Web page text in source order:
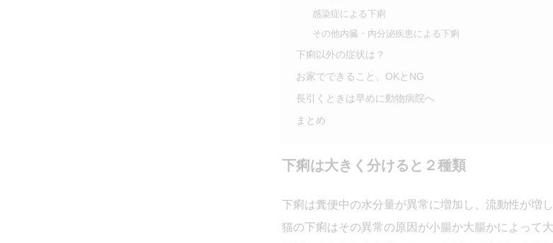
感染症による下痢
その他内臓・内分泌疾患による下痢
下痢以外の症状は？
お家でできること、OKとNG
長引くときは早めに動物病院へ
まとめ
下痢は大きく分けると２種類
下痢は糞便中の水分量が異常に増加し、流動性が増
猫の下痢はその異常の原因が小腸か大腸かによって